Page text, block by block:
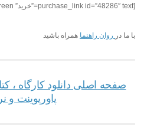
[purchase_link id=”48286″ text=”خرید” style=”button” color=”green”]
با ما در روان راهنما همراه باشید
صفحه اصلی دانلود کارگاه ،
پاورپوینت و